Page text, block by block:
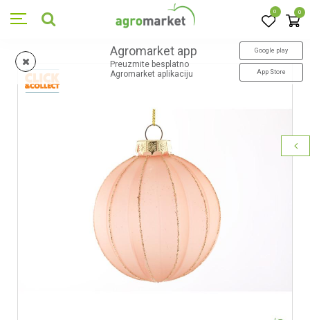
0 0
Agromarket app
Preuzmite besplatno
Agromarket aplikaciju
Google play
App Store